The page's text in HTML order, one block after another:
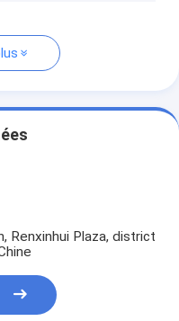
Renxinhui Plaza, district